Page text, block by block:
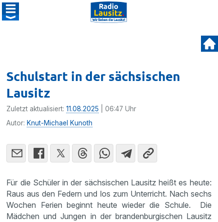
Schulstart in der sächsischen
Lausitz
Zuletzt aktualisiert:11.08.2025 | 06:47 Uhr
Autor: Knut-Michael Kunoth
Für die Schüler in der sächsischen Lausitz heißt es heute:
Raus aus den Federn und los zum Unterricht. Nach sechs
Wochen Ferien beginnt heute wieder die Schule. Die
Mädchen und Jungen in der brandenburgischen Lausitz